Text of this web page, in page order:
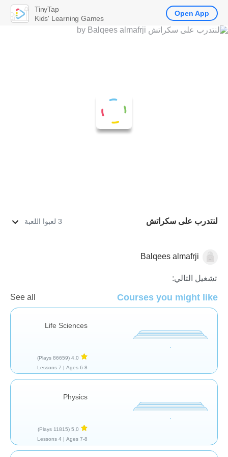
لنتدرب على سكراتش 3 لعبوا اللعبة
المدرسة/الفصل
Balqees almafrji
تشغيل التالي:
Courses you might like
See all
Life Sciences
4,0
(86659 Plays)
Ages 6-8 |
7 Lessons
Physics
5,0
(11815 Plays)
Ages 7-8 |
4 Lessons
TinyTap
Kids' Learning Games
Open App